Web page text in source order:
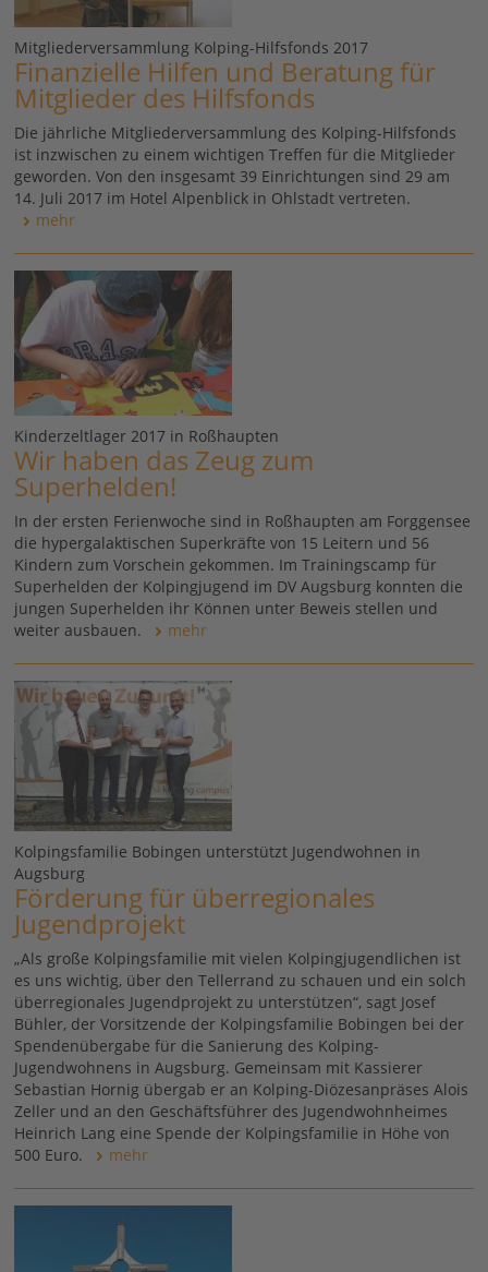
Mitgliederversammlung Kolping-Hilfsfonds 2017
Finanzielle Hilfen und Beratung für
Mitglieder des Hilfsfonds
Die jährliche Mitgliederversammlung des Kolping-Hilfsfonds
ist inzwischen zu einem wichtigen Treffen für die Mitglieder
geworden. Von den insgesamt 39 Einrichtungen sind 29 am
14. Juli 2017 im Hotel Alpenblick in Ohlstadt vertreten.
mehr
Kinderzeltlager 2017 in Roßhaupten
Wir haben das Zeug zum
Superhelden!
In der ersten Ferienwoche sind in Roßhaupten am Forggensee
die hypergalaktischen Superkräfte von 15 Leitern und 56
Kindern zum Vorschein gekommen. Im Trainingscamp für
Superhelden der Kolpingjugend im DV Augsburg konnten die
jungen Superhelden ihr Können unter Beweis stellen und
weiter ausbauen.
mehr
Kolpingsfamilie Bobingen unterstützt Jugendwohnen in
Augsburg
Förderung für überregionales
Jugendprojekt
„Als große Kolpingsfamilie mit vielen Kolpingjugendlichen ist
es uns wichtig, über den Tellerrand zu schauen und ein solch
überregionales Jugendprojekt zu unterstützen“, sagt Josef
Bühler, der Vorsitzende der Kolpingsfamilie Bobingen bei der
Spendenübergabe für die Sanierung des Kolping-
Jugendwohnens in Augsburg. Gemeinsam mit Kassierer
Sebastian Hornig übergab er an Kolping-Diözesanpräses Alois
Zeller und an den Geschäftsführer des Jugendwohnheimes
Heinrich Lang eine Spende der Kolpingsfamilie in Höhe von
500 Euro.
mehr